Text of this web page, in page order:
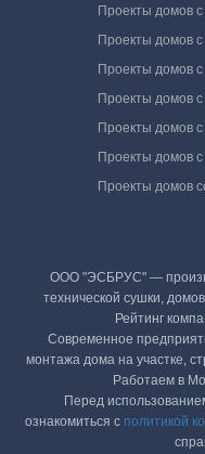
Проекты домов
Проекты домов
Проекты домов
Проекты домов
Проекты домов
Проекты домов
Проекты домов
ООО "ЭСБРУС" —
технической сушки,
Рейтинг
Современное
монтажа дома на участке,
Работаем в
Перед
ознакомиться с политикой